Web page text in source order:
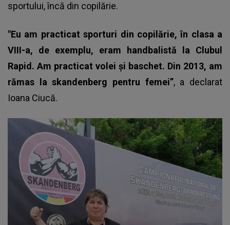
sportului, încă din copilărie.
"Eu am practicat sporturi din copilărie, în clasa a
VIII-a, de exemplu, eram handbalistă la Clubul
Rapid. Am practicat volei și baschet. Din 2013, am
rămas la skandenberg pentru femei”, a declarat
Ioana Ciucă.